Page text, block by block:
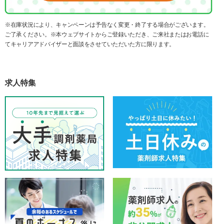
※在庫状況により、キャンペーンは予告なく変更・終了する場合がございます。
ご了承ください。※本ウェブサイトからご登録いただき、ご来社またはお電話に
てキャリアアドバイザーと面談をさせていただいた方に限ります。
求人特集